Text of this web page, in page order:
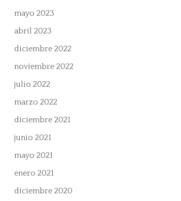
mayo 2023
abril 2023
diciembre 2022
noviembre 2022
julio 2022
marzo 2022
diciembre 2021
junio 2021
mayo 2021
enero 2021
diciembre 2020